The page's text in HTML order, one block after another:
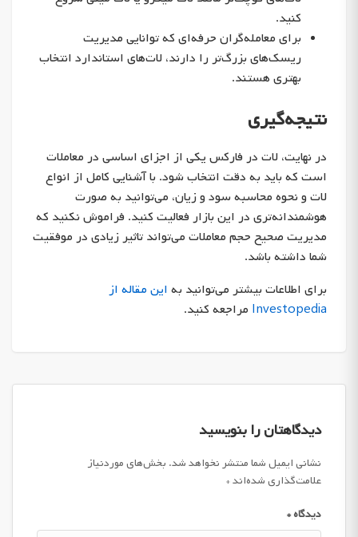
کنید.
برای معامله‌گران حرفه‌ای که توانایی مدیریت
ریسک‌های بزرگ‌تر را دارند، لات‌های استاندارد انتخاب
بهتری هستند.
نتیجه‌گیری
در نهایت، لات در فارکس یکی از اجزای اساسی در معاملات
است که باید به دقت انتخاب شود. با آشنایی کامل از انواع
لات و نحوه محاسبه سود و زیان، می‌توانید به صورت
هوشمندانه‌تری در این بازار فعالیت کنید. فراموش نکنید که
مدیریت صحیح حجم معاملات می‌تواند تاثیر زیادی در موفقیت
شما داشته باشد.
برای اطلاعات بیشتر می‌توانید به این مقاله از
Investopedia مراجعه کنید.
دیدگاهتان را بنویسید
نشانی ایمیل شما منتشر نخواهد شد. بخش‌های موردنیاز
علامت‌گذاری شده‌اند*
دیدگاه*